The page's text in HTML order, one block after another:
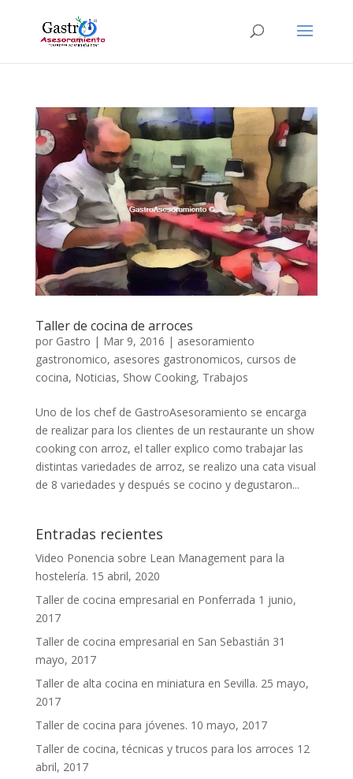
Taller de cocina de arroces
por Gastro | Mar 9, 2016 | asesoramiento
gastronomico, asesores gastronomicos, cursos de
cocina, Noticias, Show Cooking, Trabajos
Uno de los chef de GastroAsesoramiento se encarga
de realizar para los clientes de un restaurante un show
cooking con arroz, el taller explico como trabajar las
distintas variedades de arroz, se realizo una cata visual
de 8 variedades y después se cocino y degustaron...
Entradas recientes
Video Ponencia sobre Lean Management para la
hostelería. 15 abril, 2020
Taller de cocina empresarial en Ponferrada 1 junio,
2017
Taller de cocina empresarial en San Sebastián 31
mayo, 2017
Taller de alta cocina en miniatura en Sevilla. 25 mayo,
2017
Taller de cocina para jóvenes. 10 mayo, 2017
Taller de cocina, técnicas y trucos para los arroces 12
abril, 2017